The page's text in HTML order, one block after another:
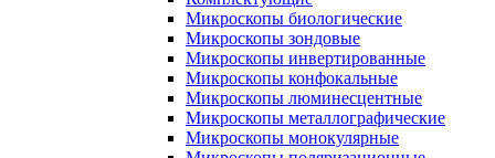
Микроскопы биологические
Микроскопы зондовые
Микроскопы инвертированные
Микроскопы конфокальные
Микроскопы люминесцентные
Микроскопы металлографические
Микроскопы монокулярные